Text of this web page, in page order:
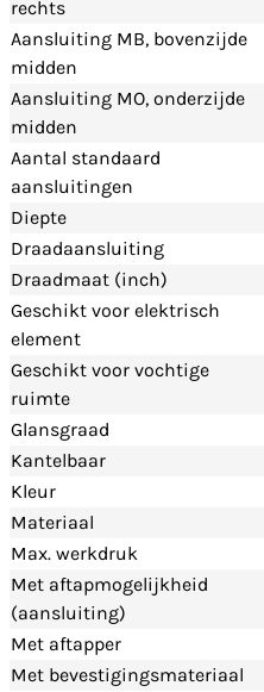
rechts
Aansluiting MB, bovenzijde
midden
Aansluiting MO, onderzijde
midden
Aantal standaard
aansluitingen
Diepte
Draadaansluiting
Draadmaat (inch)
Geschikt voor elektrisch
element
Geschikt voor vochtige
ruimte
Glansgraad
Kantelbaar
Kleur
Materiaal
Max. werkdruk
Met aftapmogelijkheid
(aansluiting)
Met aftapper
Met bevestigingsmateriaal